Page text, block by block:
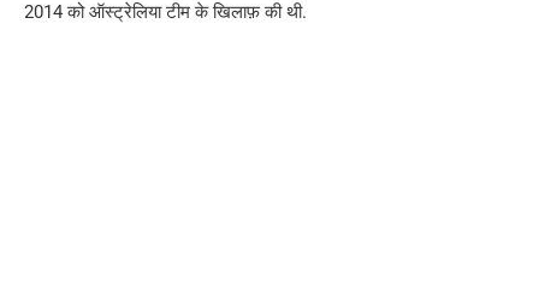
2014 को ऑस्ट्रेलिया टीम के खिलाफ़ की थी.